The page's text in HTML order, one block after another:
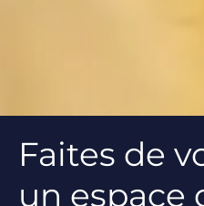
Faites de
un espace